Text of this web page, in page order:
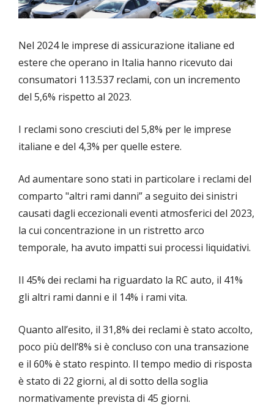
Nel 2024 le imprese di assicurazione italiane ed
estere che operano in Italia hanno ricevuto dai
consumatori 113.537 reclami, con un incremento
del 5,6% rispetto al 2023.
I reclami sono cresciuti del 5,8% per le imprese
italiane e del 4,3% per quelle estere.
Ad aumentare sono stati in particolare i reclami del
comparto "altri rami danni” a seguito dei sinistri
causati dagli eccezionali eventi atmosferici del 2023,
la cui concentrazione in un ristretto arco
temporale, ha avuto impatti sui processi liquidativi.
Il 45% dei reclami ha riguardato la RC auto, il 41%
gli altri rami danni e il 14% i rami vita.
Quanto all’esito, il 31,8% dei reclami è stato accolto,
poco più dell’8% si è concluso con una transazione
e il 60% è stato respinto. Il tempo medio di risposta
è stato di 22 giorni, al di sotto della soglia
normativamente prevista di 45 giorni.